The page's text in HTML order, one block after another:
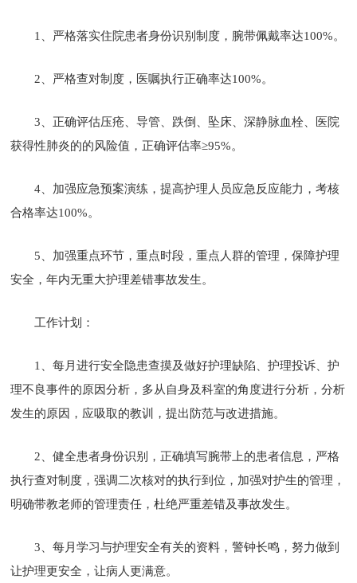
1、严格落实住院患者身份识别制度，腕带佩戴率达100%。
2、严格查对制度，医嘱执行正确率达100%。
3、正确评估压疮、导管、跌倒、坠床、深静脉血栓、医院
获得性肺炎的的风险值，正确评估率≥95%。
4、加强应急预案演练，提高护理人员应急反应能力，考核
合格率达100%。
5、加强重点环节，重点时段，重点人群的管理，保障护理
安全，年内无重大护理差错事故发生。
工作计划：
1、每月进行安全隐患查摸及做好护理缺陷、护理投诉、护
理不良事件的原因分析，多从自身及科室的角度进行分析，分析
发生的原因，应吸取的教训，提出防范与改进措施。
2、健全患者身份识别，正确填写腕带上的患者信息，严格
执行查对制度，强调二次核对的执行到位，加强对护生的管理，
明确带教老师的管理责任，杜绝严重差错及事故发生。
3、每月学习与护理安全有关的资料，警钟长鸣，努力做到
让护理更安全，让病人更满意。